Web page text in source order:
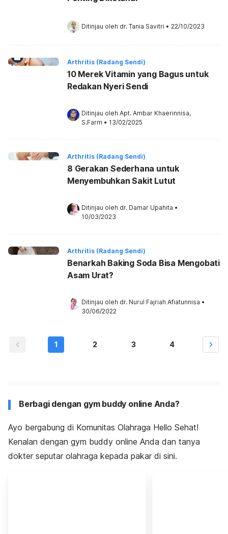
Ditinjau oleh dr. Tania Savitri • 22/10/2023
Arthritis (Radang Sendi)
10 Merek Vitamin yang Bagus untuk
Redakan Nyeri Sendi
Ditinjau oleh Apt. Ambar Khaerinnisa,
S.Farm • 13/02/2025
Arthritis (Radang Sendi)
8 Gerakan Sederhana untuk
Menyembuhkan Sakit Lutut
Ditinjau oleh dr. Damar Upahita •
10/03/2023
Arthritis (Radang Sendi)
Benarkah Baking Soda Bisa Mengobati
Asam Urat?
Ditinjau oleh dr. Nurul Fajriah Afiatunnisa •
30/06/2022
1 2 3 4
Berbagi dengan gym buddy online Anda?
Ayo bergabung di Komunitas Olahraga Hello Sehat!
Kenalan dengan gym buddy online Anda dan tanya
dokter seputar olahraga kepada pakar di sini.